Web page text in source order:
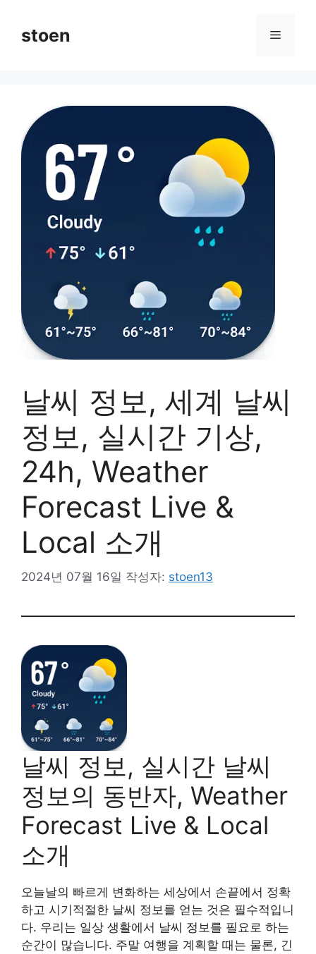
stoen 메
날씨 정보, 세계 날씨
정보, 실시간 기상,
24h, Weather
Forecast Live &
Local 소개
2024년 07월 16일 작성자: stoen13
날씨 정보, 실시간 날씨
정보의 동반자, Weather
Forecast Live & Local
소개
오늘날의 빠르게 변화하는 세상에서 손끝에서 정확
하고 시기적절한 날씨 정보를 얻는 것은 필수적입니
다. 우리는 일상 생활에서 날씨 정보를 필요로 하는
순간이 많습니다. 주말 여행을 계획할 때는 물론, 긴